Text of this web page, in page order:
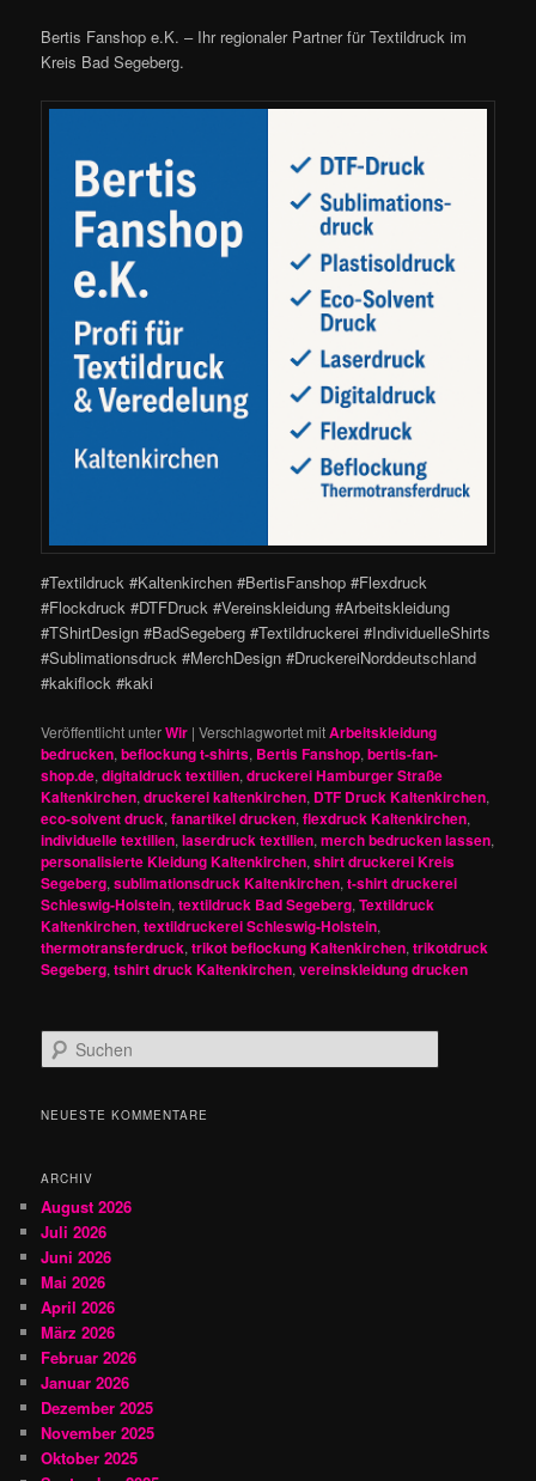
Bertis Fanshop e.K. – Ihr regionaler Partner für Textildruck im
Kreis Bad Segeberg.
#Textildruck #Kaltenkirchen #BertisFanshop #Flexdruck
#Flockdruck #DTFDruck #Vereinskleidung #Arbeitskleidung
#TShirtDesign #BadSegeberg #Textildruckerei #IndividuelleShirts
#Sublimationsdruck #MerchDesign #DruckereiNorddeutschland
#kakiflock #kaki
Veröffentlicht unterWir |Verschlagwortet mitArbeitskleidung
bedrucken,beflockung t-shirts, Bertis Fanshop,bertis-fan-
shop.de,digitaldruck textilien,druckerei Hamburger Straße
Kaltenkirchen,druckerei kaltenkirchen, DTF Druck Kaltenkirchen,
eco-solvent druck,fanartikel drucken,flexdruck Kaltenkirchen,
individuelle textilien,laserdruck textilien,merch bedrucken lassen,
personalisierte Kleidung Kaltenkirchen,shirt druckerei Kreis
Segeberg,sublimationsdruck Kaltenkirchen,t-shirt druckerei
Schleswig-Holstein,textildruck Bad Segeberg,Textildruck
Kaltenkirchen,textildruckerei Schleswig-Holstein,
thermotransferdruck,trikot beflockung Kaltenkirchen,trikotdruck
Segeberg,tshirt druck Kaltenkirchen,vereinskleidung drucken
u
h
NEUESTE KOMMENTARE
ARCHIV
August 2026
Juli 2026
Juni 2026
Mai 2026
April 2026
März 2026
Februar 2026
Januar 2026
Dezember 2025
November 2025
Oktober 2025